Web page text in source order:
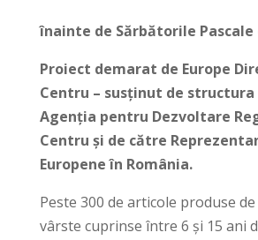
înainte de Sărbătorile
Proiect demarat de Europe
Centru – susținut de structura
Agenția pentru Dezvoltare
Centru și de către
Europene în România.
Peste 300 de articole produse
vârste cuprinse între 6 și 15 ani